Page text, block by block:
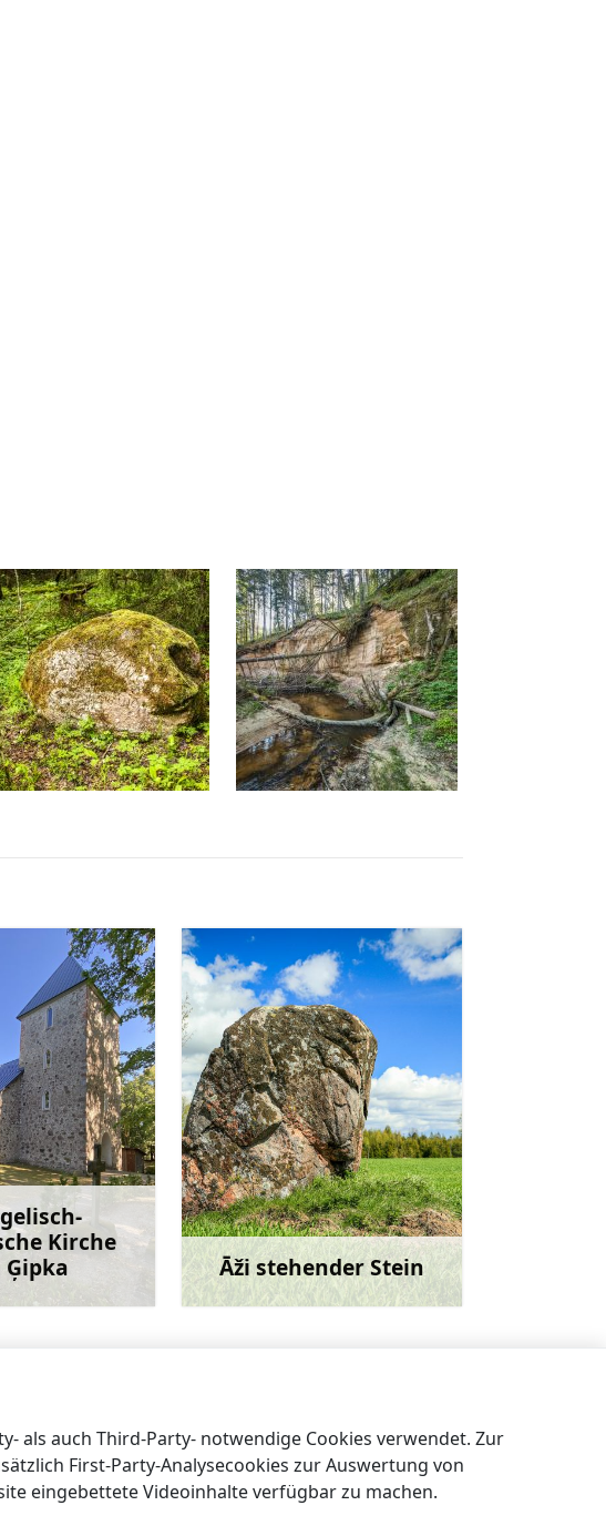
Kirche
Āži stehender Stein
Mehr
Kaltenes felsige Küste →
als auch Third-Party- notwendige Cookies verwendet. Zur
First-Party-Analysecookies zur Auswertung von
eingebettete Videoinhalte verfügbar zu machen.